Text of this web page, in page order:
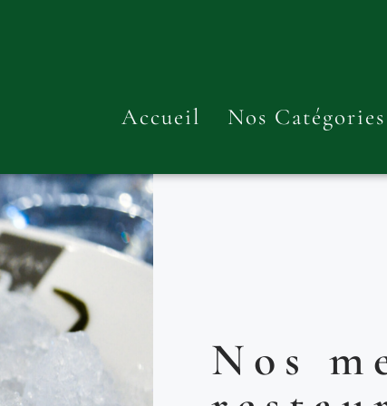
Accueil Nos Catégories
Nos